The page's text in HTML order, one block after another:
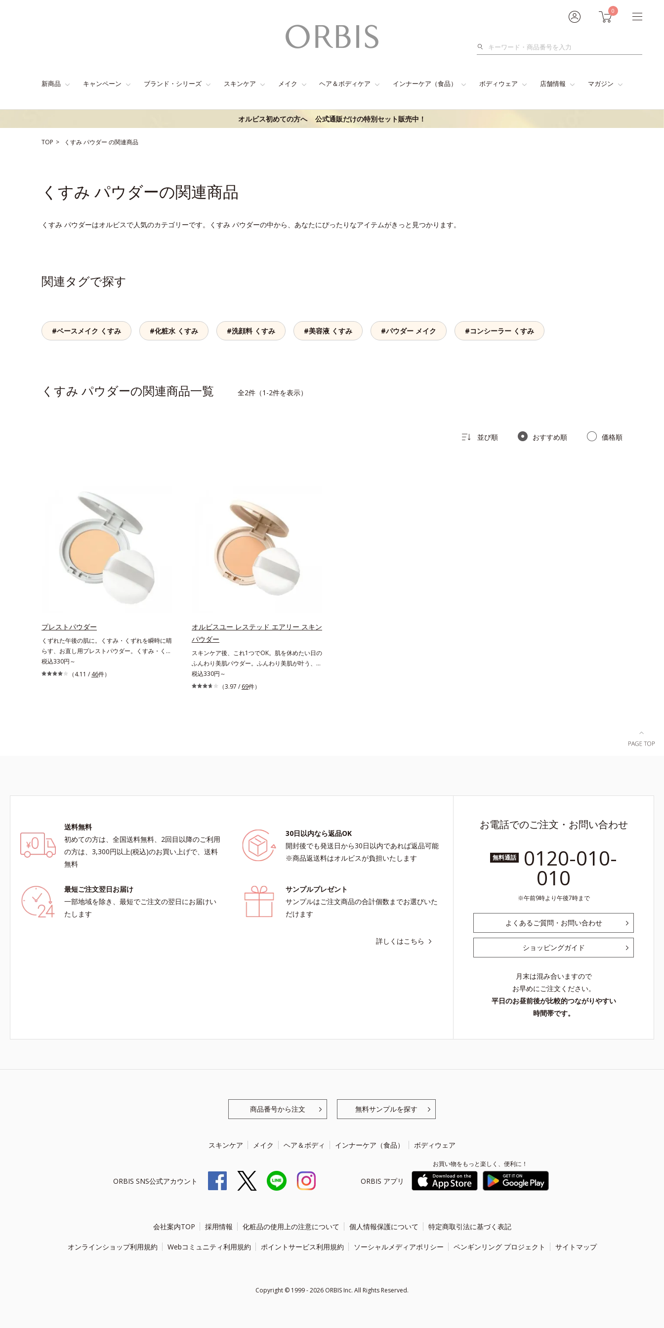
0
検
新商品 キャンペーン ブランド・シリーズ スキンケア メイク ヘア＆ボディケア インナーケア（食品） ボディウェア 店舗情報 マガジン
オルビス初めての方へ 公式通販だけの特別セット販売中！
TOP くすみパウダー の関連商品
くすみ パウダーの関連商品
くすみ パウダーはオルビスで人気のカテゴリーです。くすみ パウダーの中から、あなたにぴったりなアイテムがきっと見つかります。
関連タグで探す
#ベースメイク くすみ #化粧水 くすみ #洗顔料 くすみ #美容液 くすみ #パウダー メイク #コンシーラー くすみ
くすみ パウダーの関連商品一覧 全2件（1-2件を表示）
並び順 おすすめ順 価格順
プレストパウダー
くずれた午後の肌に。くすみ・くずれを瞬時に晴
らす、お直し用プレストパウダー。くすみ・くず
れを瞬時に晴らす、お直し用のプレストパウダー
です。朝のメイクから時間が経った肌は、どんよ
OK。携帯に便利なコンパクトタイプです。
税込330円～
（4.11 / 46件）
オルビスユー レステッド エアリー スキン
パウダー
スキンケア後、これ1つでOK。肌を休めたい日の
ふんわり美肌パウダー。ふんわり美肌が叶う、う
るおいパウダーです。3色の光を操るパウダーが
ツヤと透明感を演出。ソフトフォーカス効果で肌
税込330円～
（3.97 / 69件）
送料無料
初めての方は、全国送料無料、2回目以降のご利用
の方は、3,300円以上(税込)のお買い上げで、送料
無料
30日以内なら返品OK
開封後でも発送日から30日以内であれば返品可能
※商品返送料はオルビスが負担いたします
最短ご注文翌日お届け
一部地域を除き、最短でご注文の翌日にお届けい
たします
サンプルプレゼント
サンプルはご注文商品の合計個数までお選びいた
だけます
詳しくはこちら
お電話でのご注文・お問い合わせ
無料通話 0120-010-
010
午前9時より午後7時まで
よくあるご質問・お問い合わせ
ショッピングガイド
月末は混み合いますので
お早めにご注文ください。
平日のお昼前後が比較的つながりやすい
時間帯です。
商品番号から注文 無料サンプルを探す
スキンケア メイク ヘア＆ボディ インナーケア（食品） ボディウェア
ORBIS SNS公式アカウント ORBIS アプリ
お買い物をもっと楽しく、便利に！
会社案内TOP 採用情報 化粧品の使用上の注意について 個人情報保護について 特定商取引法に基づく表記
オンラインショップ利用規約 Webコミュニティ利用規約 ポイントサービス利用規約 ソーシャルメディアポリシー ペンギンリング プロジェクト サイトマップ
Copyright © 1999 - 2026 ORBIS Inc. All Rights Reserved.